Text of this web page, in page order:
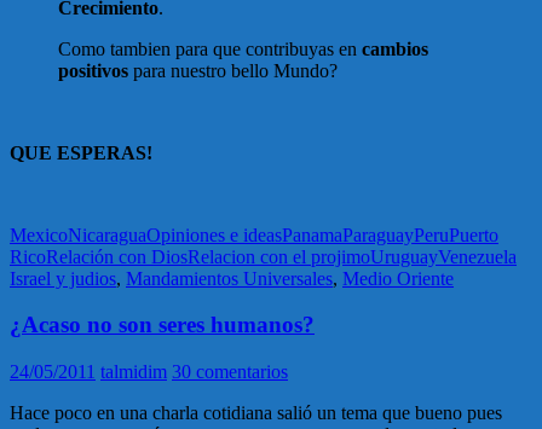
Crecimiento.
Como tambien para que contribuyas en cambios
positivos para nuestro bello Mundo?
QUE ESPERAS!
MexicoNicaraguaOpiniones e ideasPanamaParaguayPeruPuerto
RicoRelación con DiosRelacion con el projimoUruguayVenezuela
Israel y judios, Mandamientos Universales, Medio Oriente
¿Acaso no son seres humanos?
24/05/2011 talmidim 30 comentarios
Hace poco en una charla cotidiana salió un tema que bueno pues